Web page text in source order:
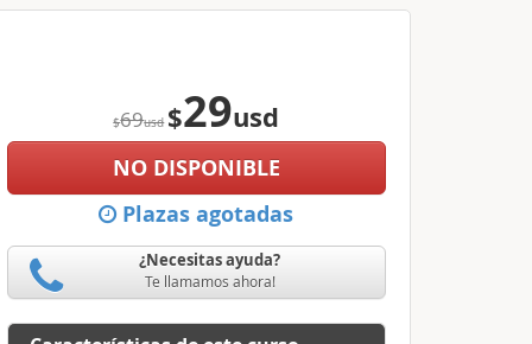
$69usd $29usd
NO DISPONIBLE
Plazas agotadas
¿Necesitas ayuda?
Te llamamos ahora!